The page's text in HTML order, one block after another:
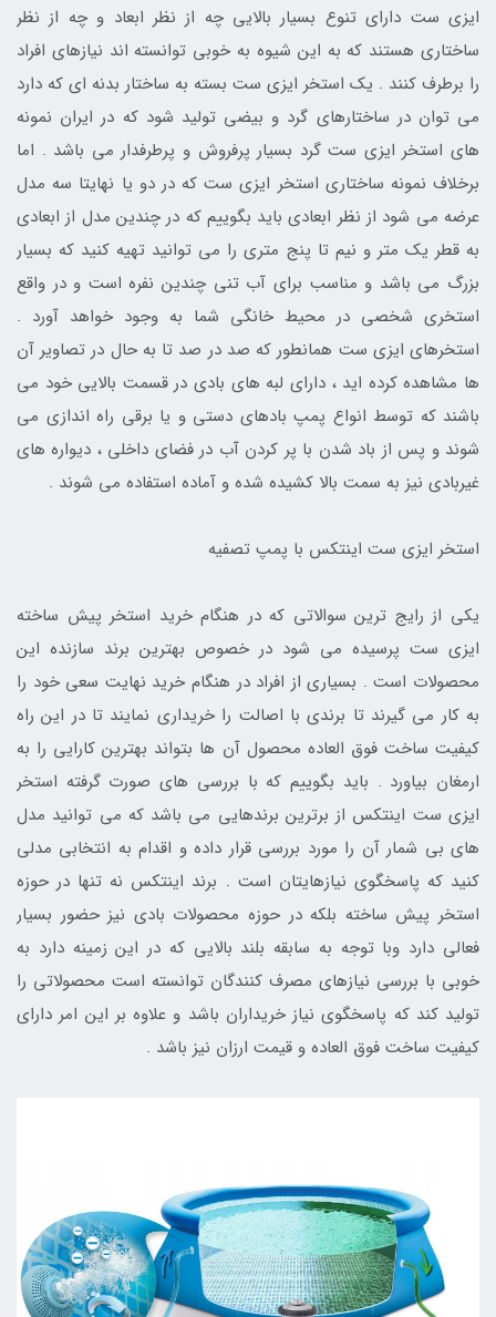
ایزی ست دارای تنوع بسیار بالایی چه از نظر ابعاد و چه از نظر
ساختاری هستند که به این شیوه به خوبی توانسته اند نیازهای افراد
را برطرف کنند . یک استخر ایزی ست بسته به ساختار بدنه ای که دارد
می توان در ساختارهای گرد و بیضی تولید شود که در ایران نمونه
های استخر ایزی ست گرد بسیار پرفروش و پرطرفدار می باشد . اما
برخلاف نمونه ساختاری استخر ایزی ست که در دو یا نهایتا سه مدل
عرضه می شود از نظر ابعادی باید بگوییم که در چندین مدل از ابعادی
به قطر یک متر و نیم تا پنج متری را می توانید تهیه کنید که بسیار
بزرگ می باشد و مناسب برای آب تنی چندین نفره است و در واقع
استخری شخصی در محیط خانگی شما به وجود خواهد آورد .
استخرهای ایزی ست همانطور که صد در صد تا به حال در تصاویر آن
ها مشاهده کرده اید ، دارای لبه های بادی در قسمت بالایی خود می
باشند که توسط انواع پمپ بادهای دستی و یا برقی راه اندازی می
شوند و پس از باد شدن با پر کردن آب در فضای داخلی ، دیواره های
غیربادی نیز به سمت بالا کشیده شده و آماده استفاده می شوند .
استخر ایزی ست اینتکس با پمپ تصفیه
یکی از رایج ترین سوالاتی که در هنگام خرید استخر پیش ساخته
ایزی ست پرسیده می شود در خصوص بهترین برند سازنده این
محصولات است . بسیاری از افراد در هنگام خرید نهایت سعی خود را
به کار می گیرند تا برندی با اصالت را خریداری نمایند تا در این راه
کیفیت ساخت فوق العاده محصول آن ها بتواند بهترین کارایی را به
ارمغان بیاورد . باید بگوییم که با بررسی های صورت گرفته استخر
ایزی ست اینتکس از برترین برندهایی می باشد که می توانید مدل
های بی شمار آن را مورد بررسی قرار داده و اقدام به انتخابی مدلی
کنید که پاسخگوی نیازهایتان است . برند اینتکس نه تنها در حوزه
استخر پیش ساخته بلکه در حوزه محصولات بادی نیز حضور بسیار
فعالی دارد وبا توجه به سابقه بلند بالایی که در این زمینه دارد به
خوبی با بررسی نیازهای مصرف کنندگان توانسته است محصولاتی را
تولید کند که پاسخگوی نیاز خریداران باشد و علاوه بر این امر دارای
کیفیت ساخت فوق العاده و قیمت ارزان نیز باشد .